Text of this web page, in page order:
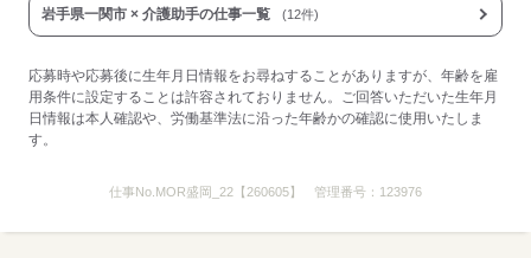
応募する
岩手県一関市 × 介護助手の仕事一覧 (12件)
応募時や応募後に生年月日情報をお尋ねすることがありますが、年齢を雇
用条件に設定することは許容されておりません。ご回答いただいた生年月
日情報は本人確認や、労働基準法に沿った年齢かの確認に使用いたしま
す。
仕事No. MOR盛岡_22【260605】 管理番号： 123976